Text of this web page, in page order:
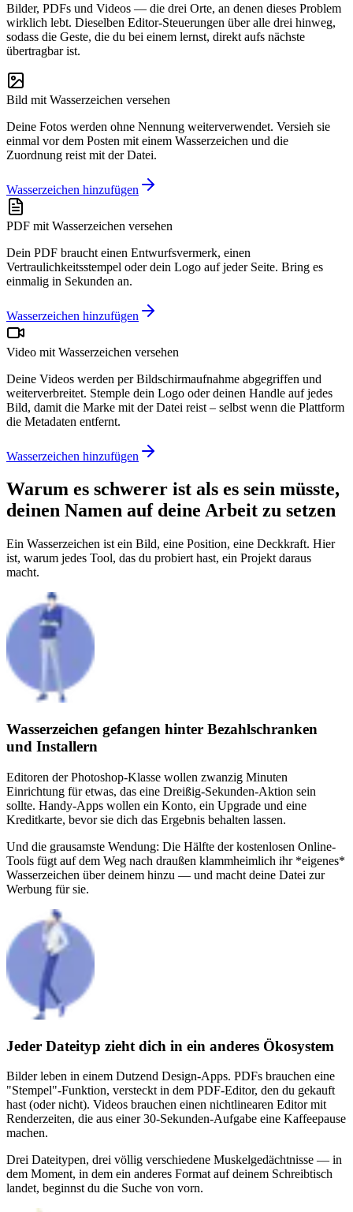
Bilder, PDFs und Videos — die drei Orte, an denen dieses Problem
wirklich lebt. Dieselben Editor-Steuerungen über alle drei hinweg,
sodass die Geste, die du bei einem lernst, direkt aufs nächste
übertragbar ist.
Bild mit Wasserzeichen versehen
Deine Fotos werden ohne Nennung weiterverwendet. Versieh sie
einmal vor dem Posten mit einem Wasserzeichen und die
Zuordnung reist mit der Datei.
Wasserzeichen hinzufügen
PDF mit Wasserzeichen versehen
Dein PDF braucht einen Entwurfsvermerk, einen
Vertraulichkeitsstempel oder dein Logo auf jeder Seite. Bring es
einmalig in Sekunden an.
Wasserzeichen hinzufügen
Video mit Wasserzeichen versehen
Deine Videos werden per Bildschirmaufnahme abgegriffen und
weiterverbreitet. Stemple dein Logo oder deinen Handle auf jedes
Bild, damit die Marke mit der Datei reist – selbst wenn die Plattform
die Metadaten entfernt.
Wasserzeichen hinzufügen
Warum es schwerer ist als es sein müsste,
deinen Namen auf deine Arbeit zu setzen
Ein Wasserzeichen ist ein Bild, eine Position, eine Deckkraft. Hier
ist, warum jedes Tool, das du probiert hast, ein Projekt daraus
macht.
Wasserzeichen gefangen hinter Bezahlschranken
und Installern
Editoren der Photoshop-Klasse wollen zwanzig Minuten
Einrichtung für etwas, das eine Dreißig-Sekunden-Aktion sein
sollte. Handy-Apps wollen ein Konto, ein Upgrade und eine
Kreditkarte, bevor sie dich das Ergebnis behalten lassen.
Und die grausamste Wendung: Die Hälfte der kostenlosen Online-
Tools fügt auf dem Weg nach draußen klammheimlich ihr *eigenes*
Wasserzeichen über deinem hinzu — und macht deine Datei zur
Werbung für sie.
Jeder Dateityp zieht dich in ein anderes Ökosystem
Bilder leben in einem Dutzend Design-Apps. PDFs brauchen eine
"Stempel"-Funktion, versteckt in dem PDF-Editor, den du gekauft
hast (oder nicht). Videos brauchen einen nichtlinearen Editor mit
Renderzeiten, die aus einer 30-Sekunden-Aufgabe eine Kaffeepause
machen.
Drei Dateitypen, drei völlig verschiedene Muskelgedächtnisse — in
dem Moment, in dem ein anderes Format auf deinem Schreibtisch
landet, beginnst du die Suche von vorn.